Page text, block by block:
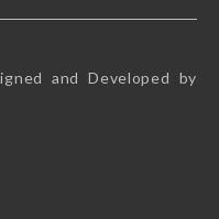
and Developed by